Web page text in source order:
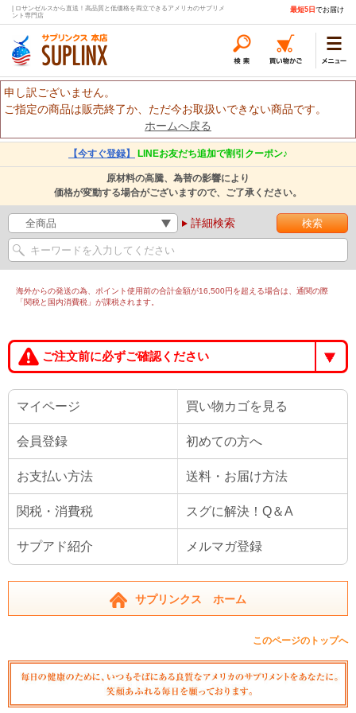
| ロサンゼルスから直送！高品質と低価格を両立できるアメリカのサプリメ
ント専門店
最短5日 でお届け
申し訳ございません。
ご指定の商品は販売終了か、ただ今お取扱いできない商品です。
ホームへ戻る
【今すぐ登録】 LINEお友だち追加で割引クーポン♪
原材料の高騰、為替の影響により
価格が変動する場合がございますので、ご了承ください。
詳細検索
海外からの発送の為、ポイント使用前の合計金額が16,500円を超える場合は、通関の際
「関税と国内消費税」が課税されます。
ご注文前に必ずご確認ください
マイページ 買い物カゴを見る
会員登録 初めての方へ
お支払い方法 送料・お届け方法
関税・消費税 スグに解決！Q＆A
サプアド紹介 メルマガ登録
サプリンクス ホーム
このページのトップへ